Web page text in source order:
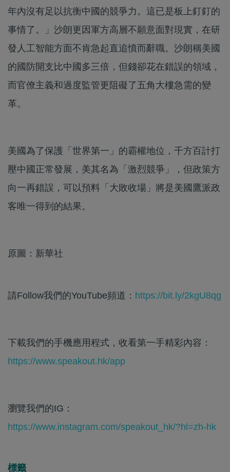
年內沒有足以抗衡中國的競爭力。這已是板上釘釘的
事情了。」沙朗更因軍方高層不願意面對現實，在研
發人工智能方面不肯急起直追憤而辭職。沙朗稱美國
的國防開支比中國多三倍，但錢卻花在錯誤的領域，
而官僚主義和過度監管更阻礙了五角大樓急需的變
革。
美國為了保護「世界第一」的霸權地位，千方百計打
壓中國正常發展，美其名為「激烈競爭」，但政策方
向一再錯誤，可以預料「大敗收場」將是美國鷹派政
客唯一得到的結果。
原圖：新華社
請Follow我們的YouTube頻道： https://bit.ly/2kgU8qg
下載我們的手機應用程式，收看第一手精彩內容：
https://www.speakout.hk/app
瀏覽我們的IG：
https://www.instagram.com/speakout_hk/?hl=zh-hk
標籤